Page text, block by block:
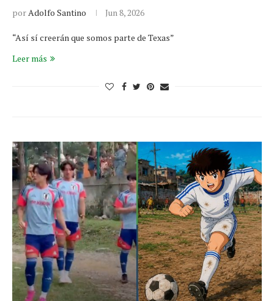
porAdolfo Santino Jun 8, 2026
“Así sí creerán que somos parte de Texas”
Leer más